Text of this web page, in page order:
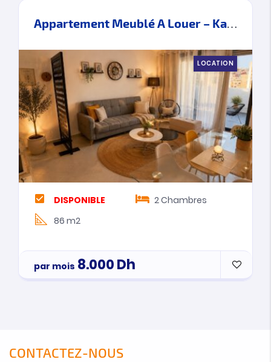
Appartement Meublé A Louer – Kawacim – Tanger
LOCATION
DISPONIBLE 2Chambres
86 m2
par mois 8.000Dh
CONTACTEZ-NOUS